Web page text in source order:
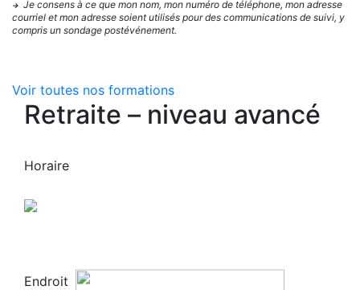
→ Je consens à ce que mon nom, mon numéro de téléphone, mon adresse
courriel et mon adresse soient utilisés pour des communications de suivi, y
compris un sondage postévénement.
Voir toutes nos formations
Retraite – niveau avancé
Horaire
Endroit